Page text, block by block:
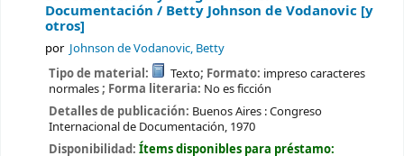
Documentación / Betty Johnson de Vodanovic [y
otros]
por Johnson de Vodanovic, Betty
Tipo de material: Texto; Formato: impreso caracteres
normales; Forma literaria: No es ficción
Detalles de publicación: Buenos Aires :Congreso
Internacional de Documentación, 1970
Disponibilidad: Ítems disponibles para préstamo: